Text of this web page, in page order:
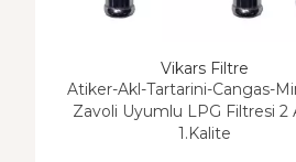
Vikars Filtre
Atiker-Akl-Tartarini-Cangas-
Zavoli Uyumlu LPG Filtresi 2
1.Kalite